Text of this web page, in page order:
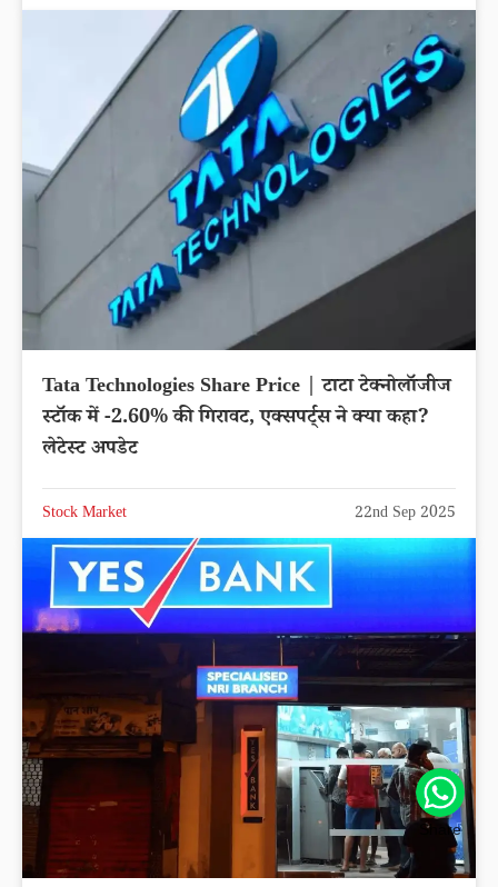
Tata Technologies Share Price | टाटा टेक्नोलॉजीज
स्टॉक में -2.60% की गिरावट, एक्सपर्ट्स ने क्या कहा?
लेटेस्ट अपडेट
Stock Market 22nd Sep 2025
Share